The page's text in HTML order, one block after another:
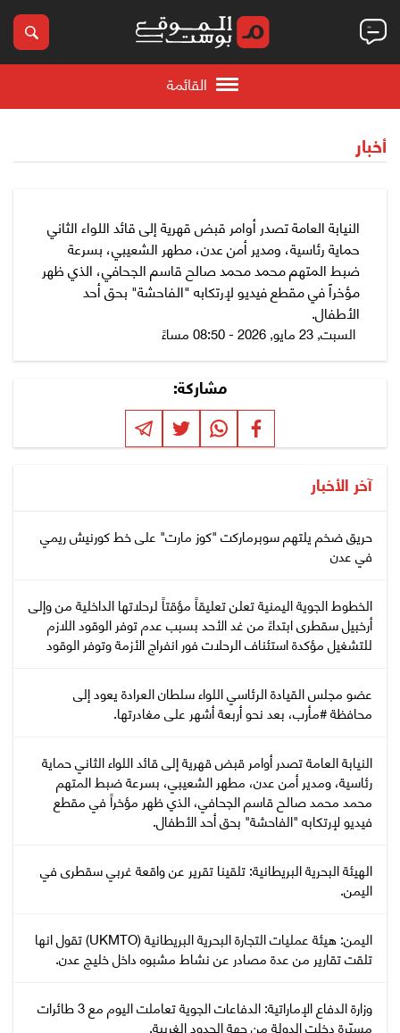
القائمة
أخبار
النيابة العامة تصدر أوامر قبض قهرية إلى قائد اللواء الثاني
حماية رئاسية، ومدير أمن عدن، مطهر الشعيبي، بسرعة
ضبط المتهم محمد محمد صالح قاسم الجحافي، الذي ظهر
مؤخراً في مقطع فيديو لإرتكابه "الفاحشة" بحق أحد
الأطفال.
السبت, 23 مايو, 2026 - 08:50 مساءً
مشاركة:
آخر الأخبار
حريق ضخم يلتهم سوبرماركت "كوز مارت" على خط كورنيش ريمي
في عدن
الخطوط الجوية اليمنية تعلن تعليقاً مؤقتاً لرحلاتها الداخلية من وإلى
أرخبيل سقطرى ابتداءً من غد الأحد بسبب عدم توفر الوقود اللازم
للتشغيل مؤكدة استئناف الرحلات فور انفراج الأزمة وتوفر الوقود
عضو مجلس القيادة الرئاسي اللواء سلطان العرادة يعود إلى
محافظة #مأرب، بعد نحو أربعة أشهر على مغادرتها.
النيابة العامة تصدر أوامر قبض قهرية إلى قائد اللواء الثاني حماية
رئاسية، ومدير أمن عدن، مطهر الشعيبي، بسرعة ضبط المتهم
محمد محمد صالح قاسم الجحافي، الذي ظهر مؤخراً في مقطع
فيديو لإرتكابه "الفاحشة" بحق أحد الأطفال.
‏الهيئة البحرية البريطانية: تلقينا تقرير عن واقعة غربي سقطرى في
اليمن.
اليمن: هيئة عمليات التجارة البحرية البريطانية (UKMTO) تقول انها
تلقت تقارير من عدة مصادر عن نشاط مشبوه داخل خليج عدن.
وزارة الدفاع الإماراتية: الدفاعات الجوية تعاملت اليوم مع 3 طائرات
مسيّرة دخلت الدولة من جهة الحدود الغربية.